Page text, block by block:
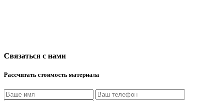
Связаться с нами
Рассчитать стоимость материала